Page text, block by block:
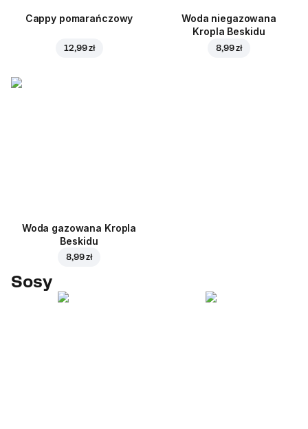
Cappy pomarańczowy
12,99 zł
Woda niegazowana
Kropla Beskidu
8,99 zł
Woda gazowana Kropla
Beskidu
8,99 zł
Sosy